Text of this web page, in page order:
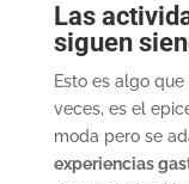
Las
siguen
Esto es algo
veces, es el
moda pero se
experiencias